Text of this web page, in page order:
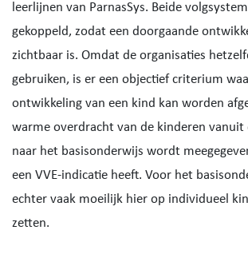
leerlijnen van ParnasSys. Beide
gekoppeld, zodat een doorgaande
zichtbaar is. Omdat de organisaties
gebruiken, is er een objectief criterium
ontwikkeling van een kind kan worden
warme overdracht van de kinderen vanuit
naar het basisonderwijs wordt
een VVE-indicatie heeft. Voor het
echter vaak moeilijk hier op individueel
zetten.